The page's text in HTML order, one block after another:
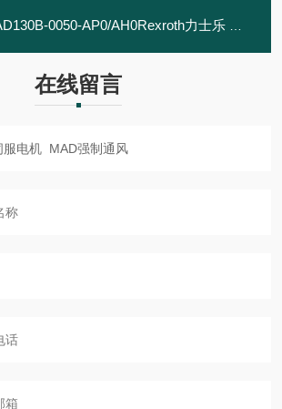
0050-AP0/AH0Rexroth力士乐 伺服电机 MAD强制通风
在线留言